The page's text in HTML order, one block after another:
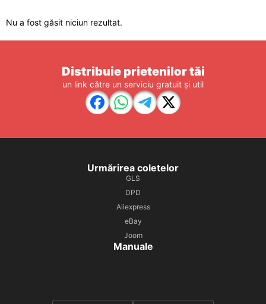
Nu a fost găsit niciun rezultat.
Distribuie prietenilor tăi
un link către un serviciu gratuit și util
Urmărirea coletelor
GLS
DPD
Aliexpress
eBay
Joom
Manuale